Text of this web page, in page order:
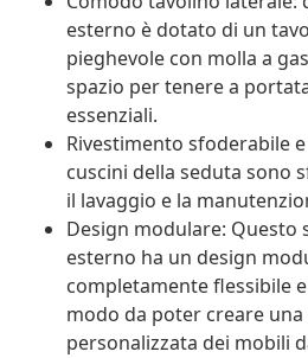
esterno è dotato di un
pieghevole con molla a
spazio per tenere a
essenziali.
Rivestimento sfoderabile
cuscini della seduta sono
il lavaggio e la
Design modulare: Questo
esterno ha un design
completamente flessibile
modo da poter creare
personalizzata dei mobili